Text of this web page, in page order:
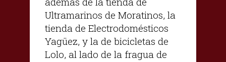
Ultramarinos de Moratinos, la
tienda de Electrodomésticos
Yagüez, y la de bicicletas de
Lolo, al lado de la fragua de